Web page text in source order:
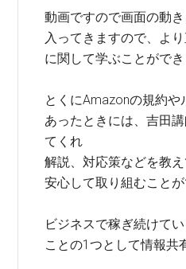
動画ですので画面の動
入ってきますので、よ
に関して学ぶことができ
とくにAmazonの規約
あったときには、吉田
てくれ
解説、対応策などを教
安心して取り組むことが
ビジネスで稼ぎ続けて
ことの1つとして情報共